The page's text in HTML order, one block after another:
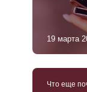
19 марта
Что еще